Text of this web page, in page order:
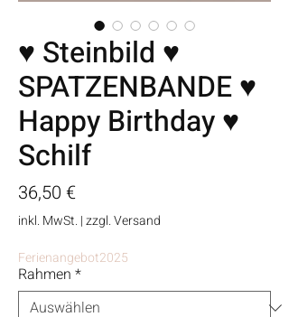
♥ Steinbild ♥
SPATZENBANDE ♥
Happy Birthday ♥
Schilf
36,50 €Preis
inkl. MwSt. |zzgl. Versand
Ferienangebot2025
Rahmen *